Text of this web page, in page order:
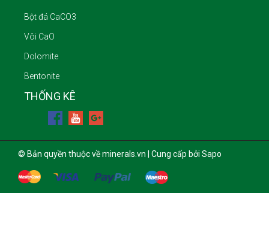
Bột đá CaCO3
Vôi CaO
Dolomite
Bentonite
THỐNG KÊ
© Bản quyền thuộc về minerals.vn | Cung cấp bởi Sapo